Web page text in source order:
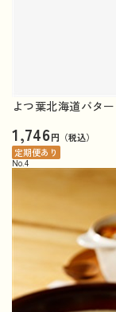
よつ葉北海道バタ
1,746円（税込）
定期便あり
No. 4